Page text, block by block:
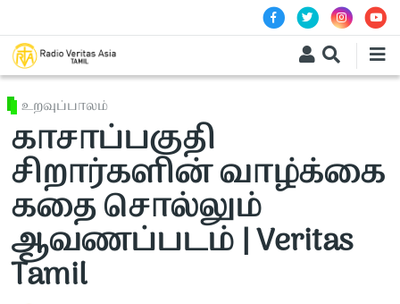
உறவுப்பாலம்
காசாப்பகுதி
சிறார்களின் வாழ்க்கை
கதை சொல்லும்
ஆவணப்படம் | Veritas
Tamil